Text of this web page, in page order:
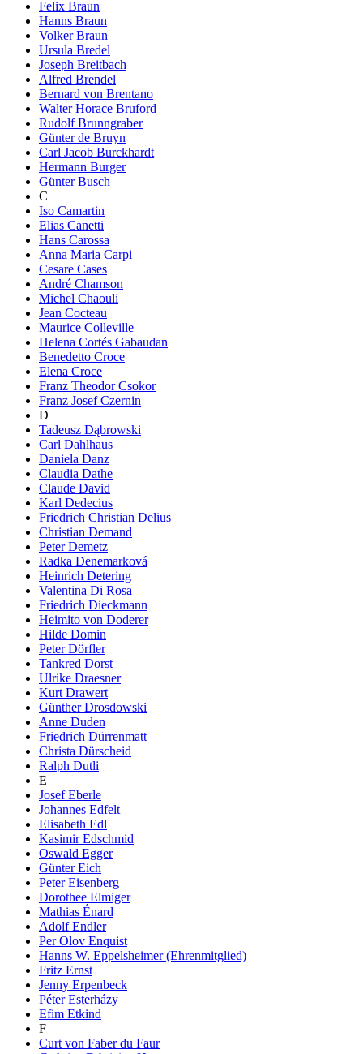
Felix Braun
Hanns Braun
Volker Braun
Ursula Bredel
Joseph Breitbach
Alfred Brendel
Bernard von Brentano
Walter Horace Bruford
Rudolf Brunngraber
Günter de Bruyn
Carl Jacob Burckhardt
Hermann Burger
Günter Busch
C
Iso Camartin
Elias Canetti
Hans Carossa
Anna Maria Carpi
Cesare Cases
André Chamson
Michel Chaouli
Jean Cocteau
Maurice Colleville
Helena Cortés Gabaudan
Benedetto Croce
Elena Croce
Franz Theodor Csokor
Franz Josef Czernin
D
Tadeusz Dąbrowski
Carl Dahlhaus
Daniela Danz
Claudia Dathe
Claude David
Karl Dedecius
Friedrich Christian Delius
Christian Demand
Peter Demetz
Radka Denemarková
Heinrich Detering
Valentina Di Rosa
Friedrich Dieckmann
Heimito von Doderer
Hilde Domin
Peter Dörfler
Tankred Dorst
Ulrike Draesner
Kurt Drawert
Günther Drosdowski
Anne Duden
Friedrich Dürrenmatt
Christa Dürscheid
Ralph Dutli
E
Josef Eberle
Johannes Edfelt
Elisabeth Edl
Kasimir Edschmid
Oswald Egger
Günter Eich
Peter Eisenberg
Dorothee Elmiger
Mathias Énard
Adolf Endler
Per Olov Enquist
Hanns W. Eppelsheimer (Ehrenmitglied)
Fritz Ernst
Jenny Erpenbeck
Péter Esterházy
Efim Etkind
F
Curt von Faber du Faur